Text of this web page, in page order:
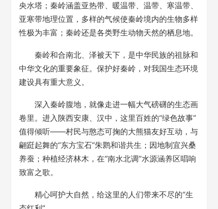
央水塔；秦岭涵盖亚热带、暖温带、温带、寒温带、
亚寒带地理位置，多样的气候使秦岭境内的生物多样
性极为丰富；秦岭还是各类野生动物天然的栖息地。
秦岭和合南北、泽被天下，是中华民族的祖脉和
中华文化的重要象征。保护好秦岭，对我国生态环境
建设具有重大意义。
深入秦岭腹地，就像走进一幅大气磅礴的生态画
卷里。进入陕西安康、汉中，这里百姓的“绿色故事”
值得倾听——村民与憨态可掬的大熊猫友好互动，与
翩跹起舞的“东方宝石”朱鹮和谐共生；因地制宜兴桑
养蚕；种植经济林木，在“南水北调”水源涵养区唱响
致富之歌。
精心呵护大自然，给这里的人们带来不尽的“生